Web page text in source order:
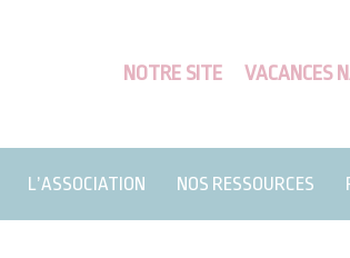
NOTRE SITE VACANCES
L’ASSOCIATION NOS RESSOURCES